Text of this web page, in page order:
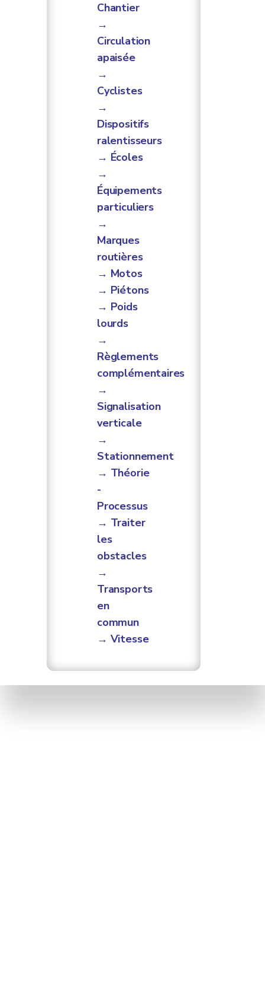
Chantier
→
Circulation
apaisée
→
Cyclistes
→
Dispositifs
ralentisseurs
→ Écoles
→
Équipements
particuliers
→
Marques
routières
→ Motos
→ Piétons
→ Poids
lourds
→
Règlements
complémentaires
→
Signalisation
verticale
→
Stationnement
→ Théorie
-
Processus
→ Traiter
les
obstacles
→
Transports
en
commun
→ Vitesse